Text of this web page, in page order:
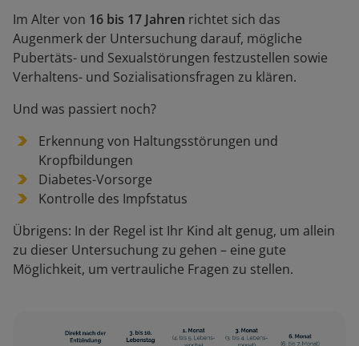
Im Alter von 16 bis 17 Jahren richtet sich das
Augenmerk der Untersuchung darauf, mögliche
Pubertäts- und Sexualstörungen festzustellen sowie
Verhaltens- und Sozialisationsfragen zu klären.
Und was passiert noch?
Erkennung von Haltungsstörungen und
Kropfbildungen
Diabetes-Vorsorge
Kontrolle des Impfstatus
Übrigens: In der Regel ist Ihr Kind alt genug, um allein
zu dieser Untersuchung zu gehen – eine gute
Möglichkeit, um vertrauliche Fragen zu stellen.